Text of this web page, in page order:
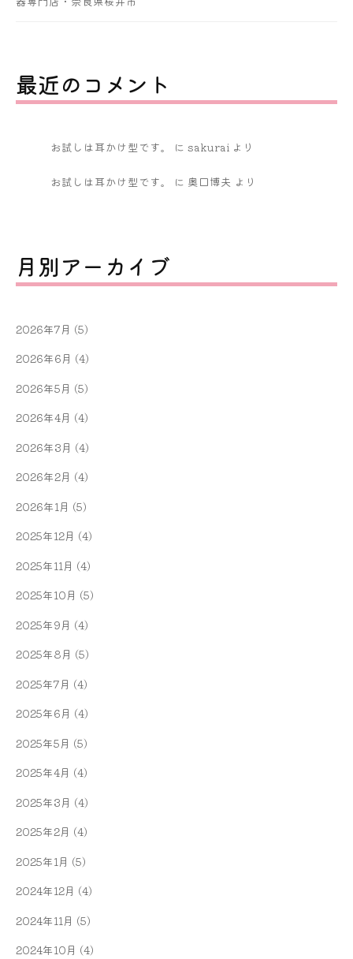
最近のコメント
お試しは耳かけ型です。 に sakurai より
お試しは耳かけ型です。 に 奥口博夫 より
月別アーカイブ
2026年7月 (5)
2026年6月 (4)
2026年5月 (5)
2026年4月 (4)
2026年3月 (4)
2026年2月 (4)
2026年1月 (5)
2025年12月 (4)
2025年11月 (4)
2025年10月 (5)
2025年9月 (4)
2025年8月 (5)
2025年7月 (4)
2025年6月 (4)
2025年5月 (5)
2025年4月 (4)
2025年3月 (4)
2025年2月 (4)
2025年1月 (5)
2024年12月 (4)
2024年11月 (5)
2024年10月 (4)